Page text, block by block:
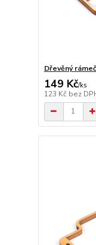
Dřevěný
149 Kč/ks
123 Kč bez